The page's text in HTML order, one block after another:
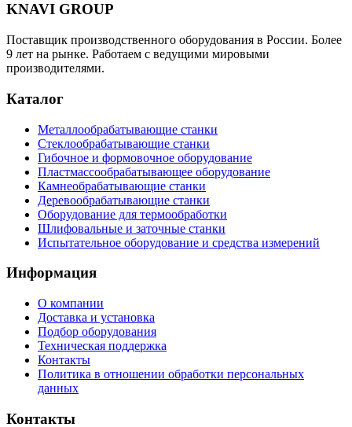
KNAVI GROUP
Поставщик производственного оборудования в России. Более
9 лет на рынке. Работаем с ведущими мировыми
производителями.
Каталог
Металлообрабатывающие станки
Стеклообрабатывающие станки
Гибочное и формовочное оборудование
Пластмассообрабатывающее оборудование
Камнеобрабатывающие станки
Деревообрабатывающие станки
Оборудование для термообработки
Шлифовальные и заточные станки
Испытательное оборудование и средства измерений
Информация
О компании
Доставка и установка
Подбор оборудования
Техническая поддержка
Контакты
Политика в отношении обработки персональных
данных
Контакты